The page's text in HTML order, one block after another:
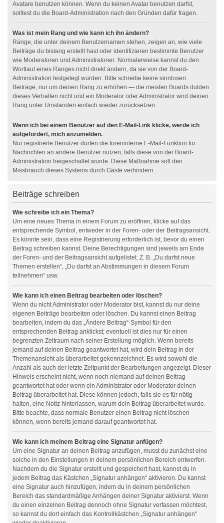
Avatare benutzen können. Wenn du keinen Avatar benutzen darfst,
solltest du die Board-Administration nach den Gründen dafür fragen.
Was ist mein Rang und wie kann ich ihn ändern?
Ränge, die unter deinem Benutzernamen stehen, zeigen an, wie viele
Beiträge du bislang erstellt hast oder identifizieren bestimmte Benutzer
wie Moderatoren und Administratoren. Normalerweise kannst du den
Wortlaut eines Ranges nicht direkt ändern, da sie von der Board-
Administration festgelegt wurden. Bitte schreibe keine sinnlosen
Beiträge, nur um deinen Rang zu erhöhen — die meisten Boards dulden
dieses Verhalten nicht und ein Moderator oder Administrator wird deinen
Rang unter Umständen einfach wieder zurücksetzen.
Wenn ich bei einem Benutzer auf den E-Mail-Link klicke, werde ich
aufgefordert, mich anzumelden.
Nur registrierte Benutzer dürfen die foreninterne E-Mail-Funktion für
Nachrichten an andere Benutzer nutzen, falls diese von der Board-
Administration freigeschaltet wurde. Diese Maßnahme soll den
Missbrauch dieses Systems durch Gäste verhindern.
Beiträge schreiben
Wie schreibe ich ein Thema?
Um eine neues Thema in einem Forum zu eröffnen, klicke auf das
entsprechende Symbol, entweder in der Foren- oder der Beitragsansicht.
Es könnte sein, dass eine Registrierung erforderlich ist, bevor du einen
Beitrag schreiben kannst. Deine Berechtigungen sind jeweils am Ende
der Foren- und der Beitragsansicht aufgelistet. Z. B. „Du darfst neue
Themen erstellen“, „Du darfst an Abstimmungen in diesem Forum
teilnehmen“ usw.
Wie kann ich einen Beitrag bearbeiten oder löschen?
Wenn du nicht Administrator oder Moderator bist, kannst du nur deine
eigenen Beiträge bearbeiten oder löschen. Du kannst einen Beitrag
bearbeiten, indem du das „Ändere Beitrag“-Symbol für den
entsprechenden Beitrag anklickst; eventuell ist dies nur für einen
begrenzten Zeitraum nach seiner Erstellung möglich. Wenn bereits
jemand auf deinen Beitrag geantwortet hat, wird dein Beitrag in der
Themenansicht als überarbeitet gekennzeichnet. Es wird sowohl die
Anzahl als auch der letzte Zeitpunkt der Bearbeitungen angezeigt. Dieser
Hinweis erscheint nicht, wenn noch niemand auf deinen Beitrag
geantwortet hat oder wenn ein Administrator oder Moderator deinen
Beitrag überarbeitet hat. Diese können jedoch, falls sie es für nötig
halten, eine Notiz hinterlassen, warum dein Beitrag überarbeitet wurde.
Bitte beachte, dass normale Benutzer einen Beitrag nicht löschen
können, wenn bereits jemand darauf geantwortet hat.
Wie kann ich meinem Beitrag eine Signatur anfügen?
Um eine Signatur an deinen Beitrag anzufügen, musst du zunächst eine
solche in den Einstellungen in deinem persönlichen Bereich entwerfen.
Nachdem du die Signatur erstellt und gespeichert hast, kannst du in
jedem Beitrag das Kästchen „Signatur anhängen“ aktivieren. Du kannst
eine Signatur auch hinzufügen, indem du in deinem persönlichen
Bereich das standardmäßige Anhängen deiner Signatur aktivierst. Wenn
du einen einzelnen Beitrag dennoch ohne Signatur verfassen möchtest,
so kannst du dort einfach das Kontrollkästchen „Signatur anhängen“